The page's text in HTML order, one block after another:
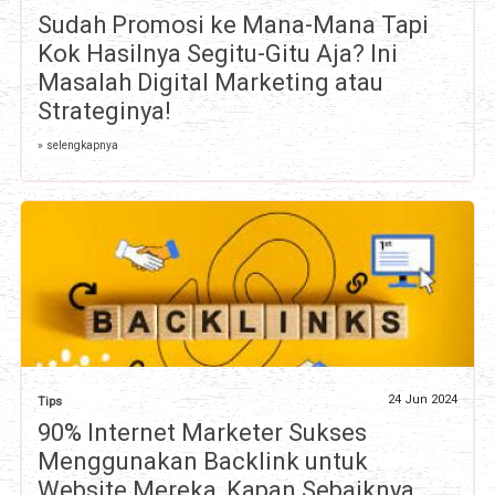
Sudah Promosi ke Mana-Mana Tapi
Kok Hasilnya Segitu-Gitu Aja? Ini
Masalah Digital Marketing atau
Strateginya!
» selengkapnya
Tips 24 Jun 2024
90% Internet Marketer Sukses
Menggunakan Backlink untuk